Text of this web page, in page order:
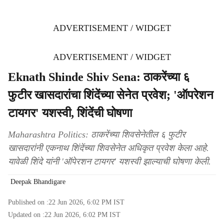
ADVERTISEMENT / WIDGET
ADVERTISEMENT / WIDGET
Eknath Shinde Shiv Sena: ठाकरेंच्या ६
फुटीर खासदारांचा शिंदेंच्या सेनेत प्रवेश; 'ऑपरेशन
टायगर' यशस्वी, शिंदेंची घोषणा
Maharashtra Politics: ठाकरेंच्या शिवसेनेतील ६ फुटीर
खासदारांनी एकनाथ शिंदेंच्या शिवसेनेत अधिकृत प्रवेश केला आहे.
यावेळी शिंदे यांनी 'ऑपेरशन टायगर' यशस्वी झाल्याची घोषणा केली.
Deepak Bhandigare
Published on :22 Jun 2026, 6:02 PM IST
Updated on :22 Jun 2026, 6:02 PM IST